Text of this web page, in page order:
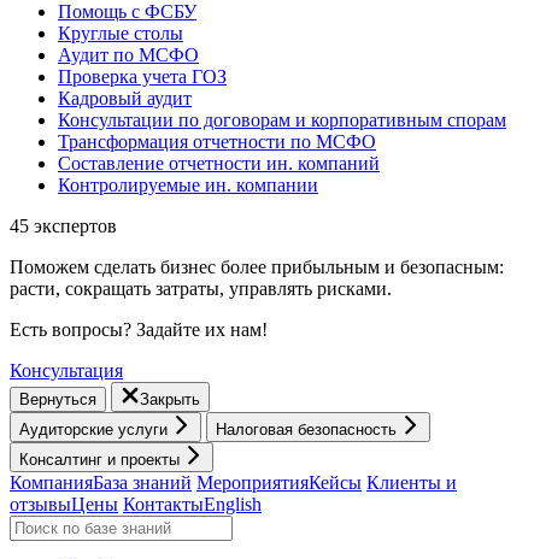
Помощь с ФСБУ
Круглые столы
Аудит по МСФО
Проверка учета ГОЗ
Кадровый аудит
Консультации по договорам и корпоративным спорам
Трансформация отчетности по МСФО
Составление отчетности ин. компаний
Контролируемые ин. компании
45 экспертов
Поможем сделать бизнес более прибыльным и безопасным:
расти, cокращать затраты, управлять рисками.
Есть вопросы? Задайте их нам!
Консультация
Вернуться
Закрыть
Аудиторские услуги
Налоговая безопасность
Консалтинг и проекты
КомпанияБаза знаний МероприятияКейсы Клиенты и
отзывыЦены КонтактыEnglish